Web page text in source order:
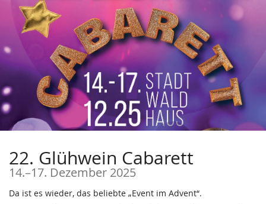
Zum
Haupt-
Inhalt
springen
22. Glühwein Cabarett
14.–bis
17. Dezember 2025
Da ist es wieder, das beliebte „Event im Advent“.